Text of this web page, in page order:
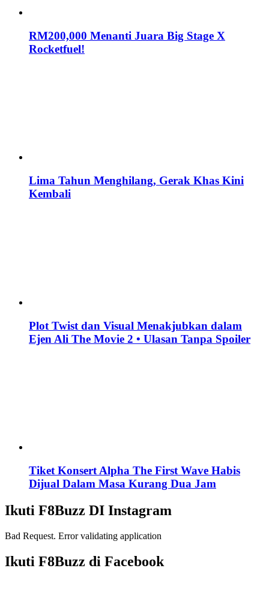
RM200,000 Menanti Juara Big Stage X
Rocketfuel!
Lima Tahun Menghilang, Gerak Khas Kini
Kembali
Plot Twist dan Visual Menakjubkan dalam
Ejen Ali The Movie 2 • Ulasan Tanpa Spoiler
Tiket Konsert Alpha The First Wave Habis
Dijual Dalam Masa Kurang Dua Jam
Ikuti F8Buzz DI Instagram
Bad Request. Error validating application
Ikuti F8Buzz di Facebook